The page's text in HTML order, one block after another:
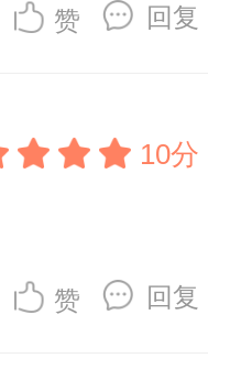
回复
赞
10分
回复
赞